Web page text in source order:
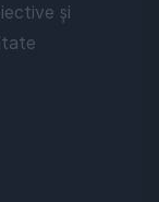
și